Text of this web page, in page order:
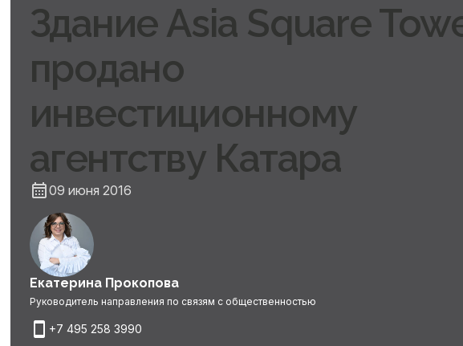
Здание Asia Square
продано
инвестиционному
агентству Катара
09 июня 2016
Екатерина Прокопова
Руководитель направления по связям с общественностью
+7 495 258 3990